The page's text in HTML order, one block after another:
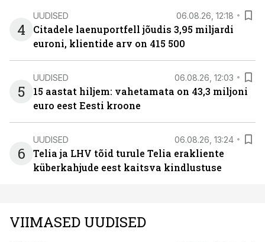
4
UUDISED 06.08.26, 12:18
Citadele laenuportfell jõudis 3,95 miljardi
euroni, klientide arv on 415 500
5
UUDISED 06.08.26, 12:03
15 aastat hiljem: vahetamata on 43,3 miljoni
euro eest Eesti kroone
6
UUDISED 06.08.26, 13:24
Telia ja LHV tõid turule Telia erakliente
küberkahjude eest kaitsva kindlustuse
VIIMASED UUDISED